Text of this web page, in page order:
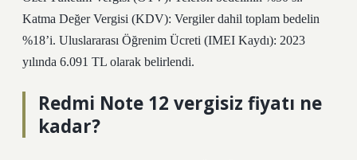
Katma Değer Vergisi (KDV): Vergiler dahil toplam bedelin
%18’i. Uluslararası Öğrenim Ücreti (IMEI Kaydı): 2023
yılında 6.091 TL olarak belirlendi.
Redmi Note 12 vergisiz fiyatı ne
kadar?